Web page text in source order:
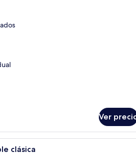
Ver
Habitación de hotel con una
clásica